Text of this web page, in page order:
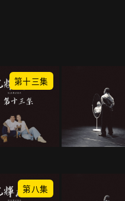
第十三集
第八集